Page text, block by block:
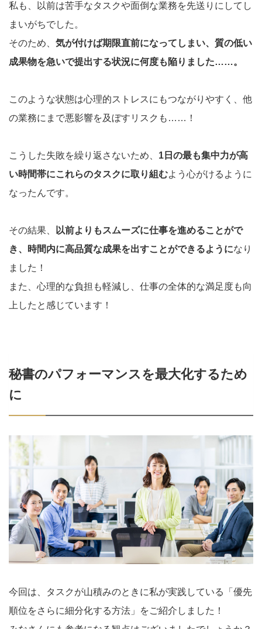
私も、以前は苦手なタスクや面倒な業務を先送りにしてし
まいがちでした。
そのため、 気が付けば期限直前になってしまい、質の低い
成果物を急いで提出する状況に何度も陥りました……。
このような状態は心理的ストレスにもつながりやすく、他
の業務にまで悪影響を及ぼすリスクも……！
こうした失敗を繰り返さないため、 1日の最も集中力が高
い時間帯にこれらのタスクに取り組むよう心がけるように
なったんです。
その結果、
以前よりもスムーズに仕事を進めることがで
き、時間内に高品質な成果を出すことができるようになり
ました！
また、心理的な負担も軽減し、仕事の全体的な満足度も向
上したと感じています！
秘書のパフォーマンスを最大化するため
に
今回は、タスクが山積みのときに私が実践している「優先
順位をさらに細分化する方法」をご紹介しました！